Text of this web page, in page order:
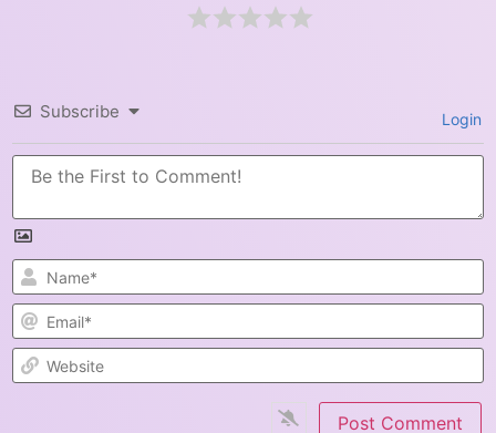
Subscribe Login